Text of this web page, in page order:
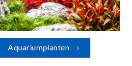
Aquariumplanten